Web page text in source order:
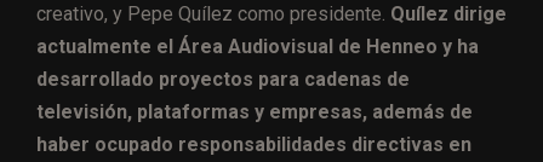
creativo, y Pepe Quílez como presidente. Quílez dirige
actualmente el Área Audiovisual de Henneo y ha
desarrollado proyectos para cadenas de
televisión, plataformas y empresas, además de
haber ocupado responsabilidades directivas en